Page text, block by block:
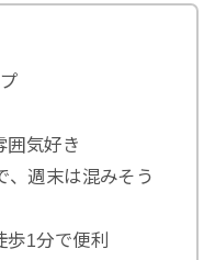
囲気好き
、週末は混みそう
1分で便利